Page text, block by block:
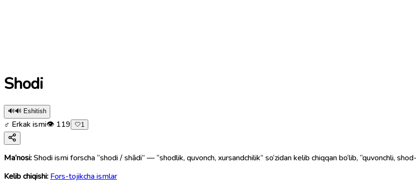
Shodi
🔊🔊 Eshitish
♂ Erkak ismi👁 119 🤍1
Ma’nosi:Shodi ismi forscha “shodi / shādi” — “shodlik, quvonch, xursandchilik” so‘zidan kelib chiqqan bo‘lib, “quvonchli,
Kelib chiqishi: Fors-tojikcha ismlar